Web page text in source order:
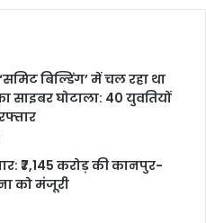
बिल्डिंग’ में चल रहा था
साइबर घोटाला: 40 युवतियों
₹7,145 करोड़ की कानपुर-
को मंजूरी